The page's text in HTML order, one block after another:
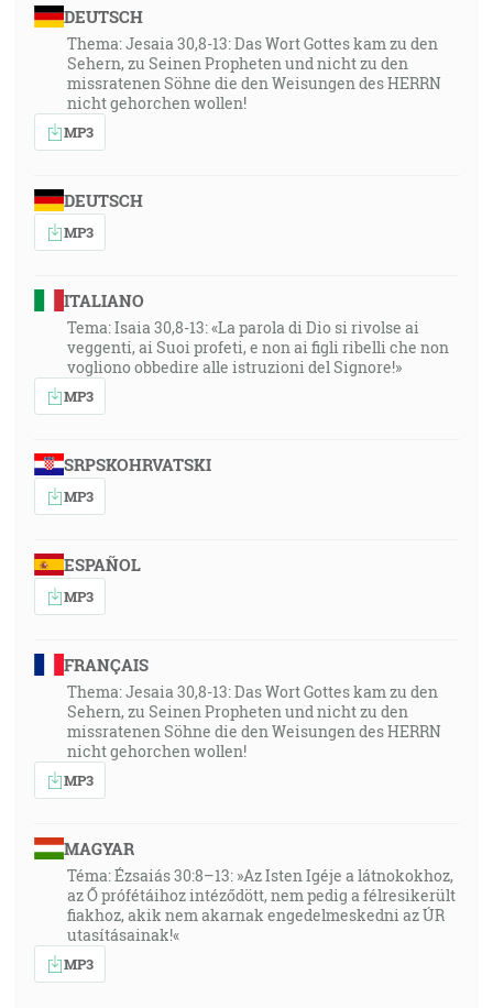
DEUTSCH
Thema: Jesaia 30,8-13: Das Wort Gottes kam zu den
Sehern, zu Seinen Propheten und nicht zu den
missratenen Söhne die den Weisungen des HERRN
nicht gehorchen wollen!
MP3
DEUTSCH
MP3
ITALIANO
Tema: Isaia 30,8-13: «La parola di Dio si rivolse ai
veggenti, ai Suoi profeti, e non ai figli ribelli che non
vogliono obbedire alle istruzioni del Signore!»
MP3
SRPSKOHRVATSKI
MP3
ESPAÑOL
MP3
FRANÇAIS
Thema: Jesaia 30,8-13: Das Wort Gottes kam zu den
Sehern, zu Seinen Propheten und nicht zu den
missratenen Söhne die den Weisungen des HERRN
nicht gehorchen wollen!
MP3
MAGYAR
Téma: Ézsaiás 30:8–13: »Az Isten Igéje a látnokokhoz,
az Ő prófétáihoz intéződött, nem pedig a félresikerült
fiakhoz, akik nem akarnak engedelmeskedni az ÚR
utasításainak!«
MP3